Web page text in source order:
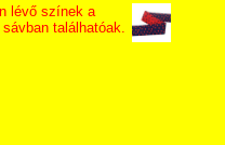
lévő színek a
sávban találhatóak.